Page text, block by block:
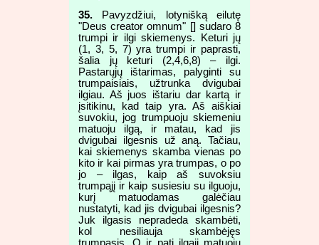
35. Pavyzdžiui, lotynišką eilutę
"Deus creator omnum" [] sudaro 8
trumpi ir ilgi skiemenys. Keturi jų
(1, 3, 5, 7) yra trumpi ir paprasti,
šalia jų keturi (2,4,6,8) – ilgi.
Pastarųjų ištarimas, palyginti su
trumpaisiais, užtrunka dvigubai
ilgiau. Aš juos ištariu dar kartą ir
įsitikinu, kad taip yra. Aš aiškiai
suvokiu, jog trumpuoju skiemeniu
matuoju ilgą, ir matau, kad jis
dvigubai ilgesnis už aną. Tačiau,
kai skiemenys skamba vienas po
kito ir kai pirmas yra trumpas, o po
jo – ilgas, kaip aš suvoksiu
trumpąjį ir kaip susiesiu su ilguoju,
kurį matuodamas galėčiau
nustatyti, kad jis dvigubai ilgesnis?
Juk ilgasis nepradeda skambėti,
kol nesiliauja skambėjęs